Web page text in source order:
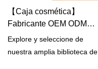
virgen o kraft reciclado.
【Caja cosmética】
Fabricante OEM ODM
personalizado
Explore y seleccione de
nuestra amplia biblioteca de